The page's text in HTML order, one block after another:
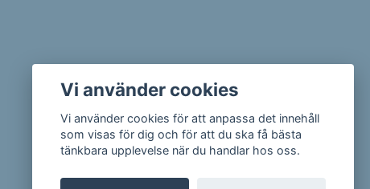
Vi använder cookies
Vi använder cookies för att anpassa det innehåll
som visas för dig och för att du ska få bästa
tänkbara upplevelse när du handlar hos oss.